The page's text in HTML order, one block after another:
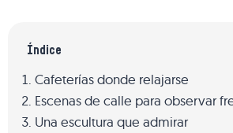
Índice
Cafeterías donde relajarse
Escenas de calle para observar
Una escultura que admirar